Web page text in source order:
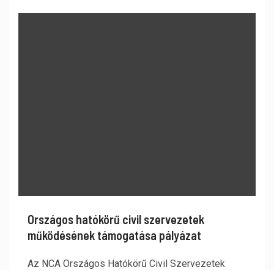
Országos hatókörű civil szervezetek
működésének támogatása pályázat
Az NCA Országos Hatókörű Civil Szervezetek